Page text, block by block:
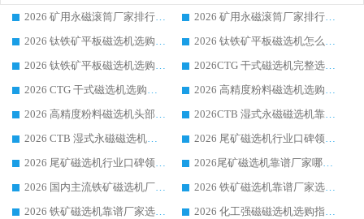
2026 矿用永磁滚筒厂家排行榜选购干货指南 行业口碑标杆华体会手机网页版-华体会(中国) 实力出众
2026 矿用永磁滚筒厂家排行榜选购指南，行业口碑领域强者华体会手机网页版-华体会(中国)
2026 钛铁矿平板磁选机选购全攻略 市场公认优质品牌厂家实力排行榜
2026 钛铁矿平板磁选机怎么选 靠谱生产企业实力排行榜选购参考攻略
2026 钛铁矿平板磁选机选购指南 行业口碑优选品牌生产企业实力排行榜
2026CTG 干式磁选机完整选购指南 行业口碑顶尖靠谱生产龙头厂家实力推荐
2026 CTG 干式磁选机选购指南|行业口碑靠谱生产厂家领域强者推荐
2026 高精度粉料磁选机选购全攻略 行业优质品牌华体会手机网页版-华体会(中国) 实力深度解析
2026 高精度粉料磁选机头部厂家选购指南 行业口碑靠谱品牌推荐 领域强者华体会手机网页版-华体会(中国) 解析
2026CTB 湿式永磁磁选机靠谱厂家实力排行榜 铁矿选矿设备采购全流程选购指南
2026 CTB 湿式永磁磁选机选购指南|行业口碑良好品牌推荐，领域强者华体会手机网页版-华体会(中国)
2026 尾矿磁选机行业口碑领域强者，源头直供国内主流厂家华体会手机网页版-华体会(中国) 一站式服务
2026 尾矿磁选机行业口碑领域强者，源头直供国内主流厂家华体会手机网页版-华体会(中国) 一站式服务
2026尾矿磁选机靠谱厂家哪家好 行业口碑领域强者华体会手机网页版-华体会(中国) 推荐
2026 国内主流铁矿磁选机厂家选购指南|行业口碑好品牌推荐，领域强者华体会手机网页版-华体会(中国)
2026 铁矿磁选机靠谱厂家选购全攻略 行业标杆华体会手机网页版-华体会(中国) 设备性价比出众
2026 铁矿磁选机靠谱厂家选购指南，领域强者华体会手机网页版-华体会(中国) 铁矿磁选机性价比高
2026 化工强磁磁选机选购指南 5 家行业口碑靠谱厂家领域强者推荐